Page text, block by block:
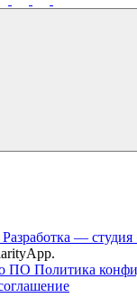
Разработка —
ПО Политика